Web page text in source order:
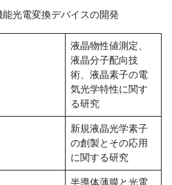
光電変換デバイスの開発
液晶物性値測定、
液晶分子配向技
術、液晶素子の電
気光学特性に関す
る研究
新規液晶光学素子
の創製とその応用
に関する研究
半導体薄膜と光電